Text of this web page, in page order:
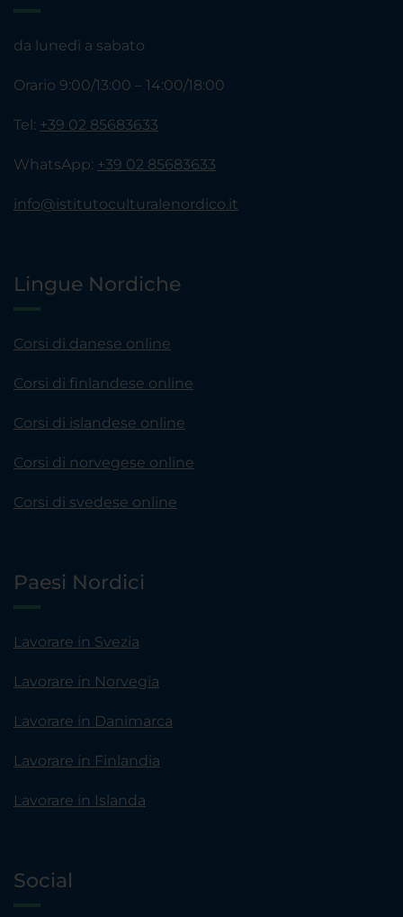
da lunedì a sabato
Orario 9:00/13:00 – 14:00/18:00
Tel: +39 02 85683633
WhatsApp: +39 02 85683633
info@istitutoculturalenordico.it
Lingue Nordiche
Corsi di danese online
Corsi di finlandese online
Corsi di islandese online
Corsi di norvegese online
Corsi di svedese online
Paesi Nordici
Lavorare in Svezia
Lavorare in Norvegia
Lavorare in Danimarca
Lavorare in Finlandia
Lavorare in Islanda
Social